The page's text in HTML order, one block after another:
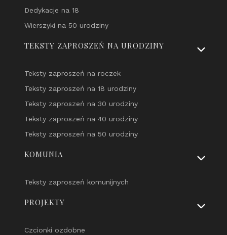
Dedykacje na 18
Wierszyki na 50 urodziny
TEKSTY ZAPROSZEŃ NA URODZINY
Teksty zaproszeń na roczek
Teksty zaproszeń na 18 urodziny
Teksty zaproszeń na 30 urodziny
Teksty zaproszeń na 40 urodziny
Teksty zaproszeń na 50 urodziny
KOMUNIA
Teksty zaproszeń komunijnych
PROJEKTY
Czcionki ozdobne